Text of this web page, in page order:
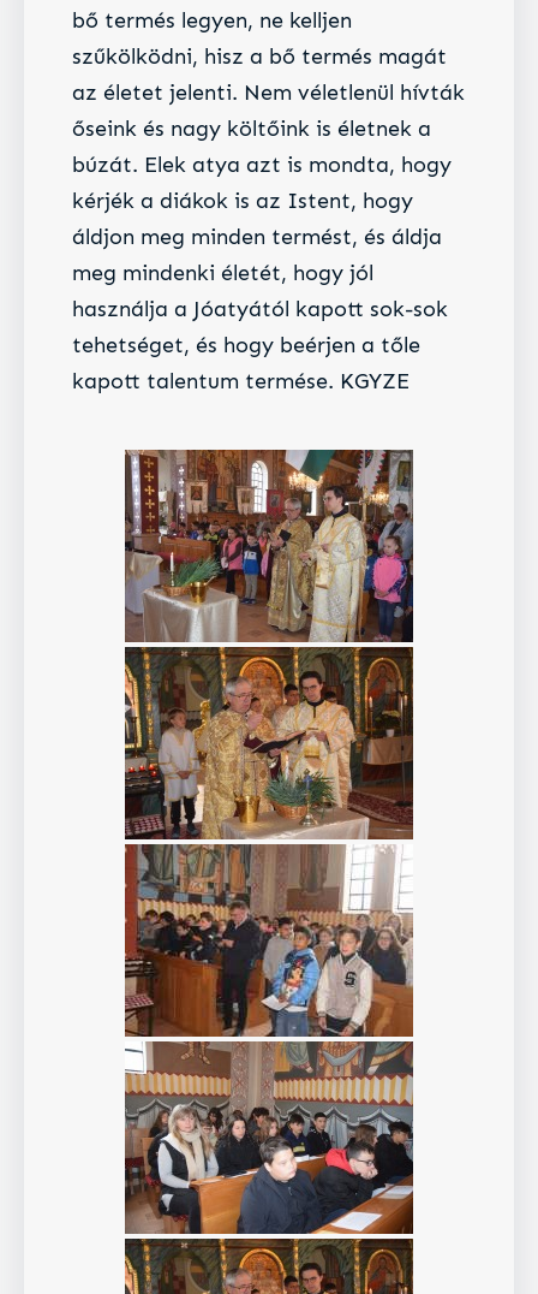
bő termés legyen, ne kelljen
szűkölködni, hisz a bő termés magát
az életet jelenti. Nem véletlenül hívták
őseink és nagy költőink is életnek a
búzát. Elek atya azt is mondta, hogy
kérjék a diákok is az Istent, hogy
áldjon meg minden termést, és áldja
meg mindenki életét, hogy jól
használja a Jóatyától kapott sok-sok
tehetséget, és hogy beérjen a tőle
kapott talentum termése. KGYZE